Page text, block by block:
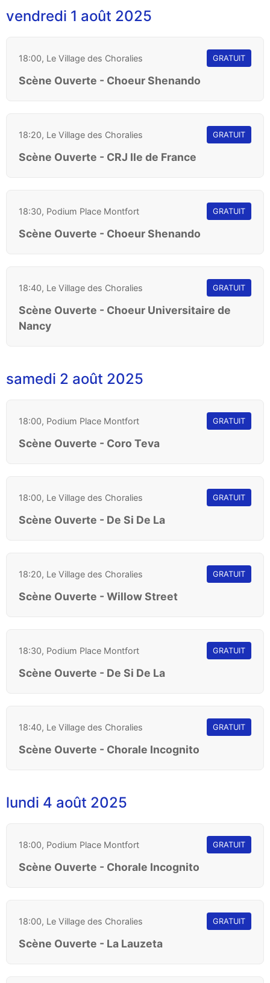
vendredi 1 août 2025
18:00, Le Village des Choralies GRATUIT
Scène Ouverte - Choeur Shenando
18:20, Le Village des Choralies GRATUIT
Scène Ouverte - CRJ Ile de France
18:30, Podium Place Montfort GRATUIT
Scène Ouverte - Choeur Shenando
18:40, Le Village des Choralies GRATUIT
Scène Ouverte - Choeur Universitaire de
Nancy
samedi 2 août 2025
18:00, Podium Place Montfort GRATUIT
Scène Ouverte - Coro Teva
18:00, Le Village des Choralies GRATUIT
Scène Ouverte - De Si De La
18:20, Le Village des Choralies GRATUIT
Scène Ouverte - Willow Street
18:30, Podium Place Montfort GRATUIT
Scène Ouverte - De Si De La
18:40, Le Village des Choralies GRATUIT
Scène Ouverte - Chorale Incognito
lundi 4 août 2025
18:00, Podium Place Montfort GRATUIT
Scène Ouverte - Chorale Incognito
18:00, Le Village des Choralies GRATUIT
Scène Ouverte - La Lauzeta